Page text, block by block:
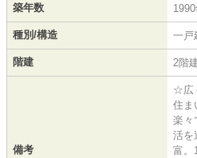
築年数
種別/構造 一戸
階建 2階
備考
☆広
住ま
楽々
活を
富。